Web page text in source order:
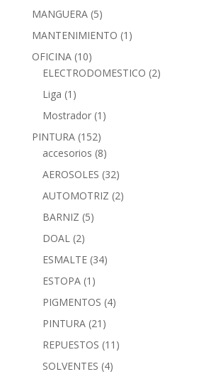
MANGUERA (5)
MANTENIMIENTO (1)
OFICINA (10)
ELECTRODOMESTICO (2)
Liga (1)
Mostrador (1)
PINTURA (152)
accesorios (8)
AEROSOLES (32)
AUTOMOTRIZ (2)
BARNIZ (5)
DOAL (2)
ESMALTE (34)
ESTOPA (1)
PIGMENTOS (4)
PINTURA (21)
REPUESTOS (11)
SOLVENTES (4)